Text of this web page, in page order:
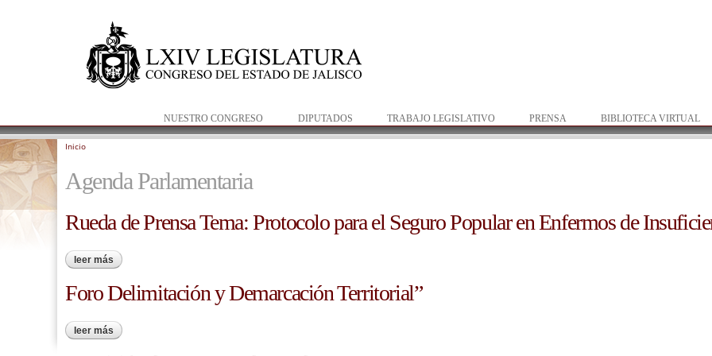
NUESTRO CONGRESO DIPUTADOS TRABAJO LEGISLATIVO PRENSA BIBLIOTECA VIRTUAL
Inicio
Agenda Parlamentaria
Rueda de Prensa Tema: Protocolo para el Seguro Popular en Enfermos de
leer más sobre rueda de prensa tema: protocolo para el seguro popular en enfermos de insuficiencia renal
Foro Delimitación y Demarcación Territorial”
leer más sobre foro delimitación y demarcación territorial”